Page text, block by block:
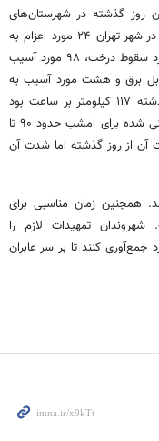
روز گذشته در شهرستان‌های
بر اساس آمار اورژانس تهران، در شهر تهران ۲۴ مورد اعزام به
بیمارستان گزارش شده است، هر چند که ۸۳۳ مورد سقوط درخت، ۹۸ مورد آسیب
برق و هشت مورد آسیب به
چراغ راهنمایی گزارش شد. بیشینه باد طی روز گذشته ۱۱۷ کیلومتر بر ساعت بود
اما عمدتاً ۷۰ کیلومتر بر ساعت می‌وزید. باد پیش‌بینی شده برای امشب حدود ۹۰ تا
آن از روز گذشته اما شدت آن
همچنین زمان مناسبی برای
تمهیدات لازم را
جمع‌آوری کنند تا بر سر عابران